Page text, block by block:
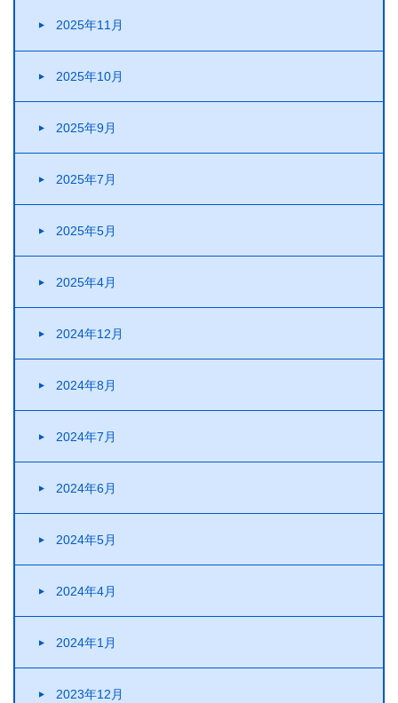
2025年11月
2025年10月
2025年9月
2025年7月
2025年5月
2025年4月
2024年12月
2024年8月
2024年7月
2024年6月
2024年5月
2024年4月
2024年1月
2023年12月